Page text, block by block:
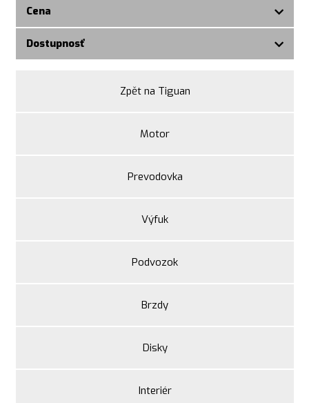
Cena
Dostupnosť
Zpět na Tiguan
Motor
Prevodovka
Výfuk
Podvozok
Brzdy
Disky
Interiér